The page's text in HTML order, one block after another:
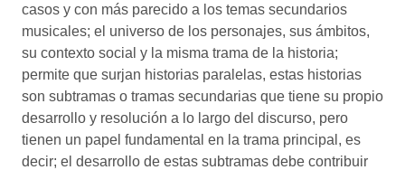
casos y con más parecido a los temas secundarios
musicales; el universo de los personajes, sus ámbitos,
su contexto social y la misma trama de la historia;
permite que surjan historias paralelas, estas historias
son subtramas o tramas secundarias que tiene su propio
desarrollo y resolución a lo largo del discurso, pero
tienen un papel fundamental en la trama principal, es
decir; el desarrollo de estas subtramas debe contribuir